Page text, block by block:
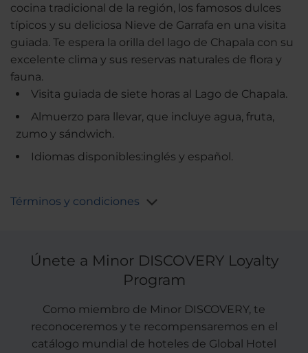
cocina tradicional de la región, los famosos dulces
típicos y su deliciosa Nieve de Garrafa en una visita
guiada. Te espera la orilla del lago de Chapala con su
excelente clima y sus reservas naturales de flora y
fauna.
Visita guiada de siete horas al Lago de Chapala.
Almuerzo para llevar, que incluye agua, fruta,
zumo y sándwich.
Idiomas disponibles:inglés y español.
Términos y condiciones
Únete a Minor DISCOVERY Loyalty
Program
Como miembro de Minor DISCOVERY, te
reconoceremos y te recompensaremos en el
catálogo mundial de hoteles de Global Hotel